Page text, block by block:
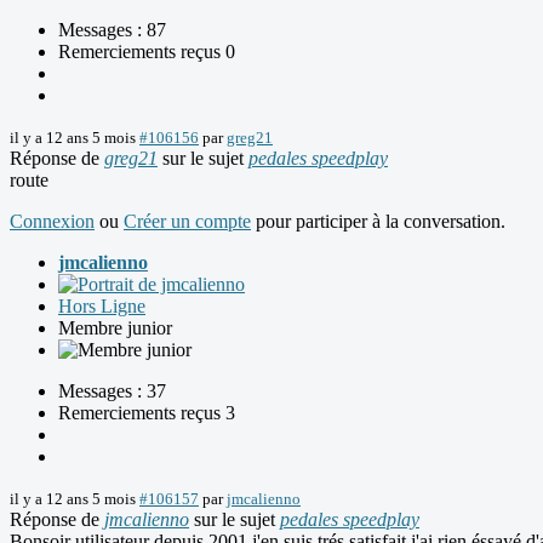
Messages : 87
Remerciements reçus 0
il y a 12 ans 5 mois #106156 pargreg21
Réponse de greg21 sur le sujet pedales speedplay
route
Connexion ou Créer un compte pour participer à la conversation.
jmcalienno
Hors Ligne
Membre junior
Messages : 37
Remerciements reçus 3
il y a 12 ans 5 mois #106157 parjmcalienno
Réponse de jmcalienno sur le sujet pedales speedplay